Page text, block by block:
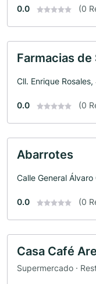
0.0 (0
Farmacias de
Cll. Enrique
0.0 (0
Abarrotes
Calle General
0.0 (0
Casa Café
Supermercado ·